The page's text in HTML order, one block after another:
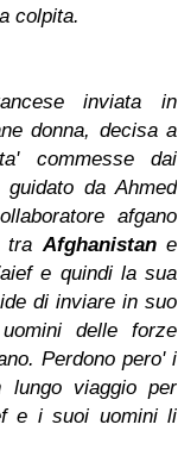
colpita.
inviata in
donna, decisa a
commesse dai
da Ahmed
afgano
traAfghanistane
e quindi la sua
di inviare in suo
delle forze
Perdono pero' i
viaggio per
e i suoi uomini li